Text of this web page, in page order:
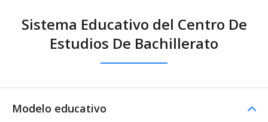
Sistema Educativo del Centro De
Estudios De Bachillerato
Modelo educativo